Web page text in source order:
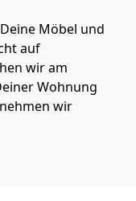
Möbel und
auf
wir am
Wohnung
wir